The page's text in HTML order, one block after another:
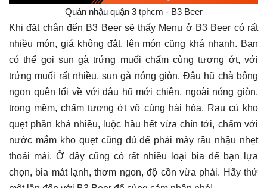
Quán nhậu quận 3 tphcm - B3 Beer
Khi đặt chân đến B3 Beer sẽ thấy Menu ở B3 Beer có rất
nhiều món, giá không đắt, lên món cũng khá nhanh. Bạn
có thể gọi sụn gà trứng muối chấm cùng tương ớt, với
trứng muối rất nhiều, sụn gà nóng giòn. Đậu hũ chà bông
ngon quên lối về với đậu hũ mới chiên, ngoài nóng giòn,
trong mềm, chấm tương ớt vô cùng hài hòa. Rau củ kho
quẹt phần khá nhiều, luộc hầu hết vừa chín tới, chấm với
nước mắm kho quẹt cũng đủ để phái mày râu nhậu nhẹt
thoải mái. Ở đây cũng có rất nhiều loại bia để bạn lựa
chọn, bia mát lạnh, thơm ngon, độ cồn vừa phải. Hãy thử